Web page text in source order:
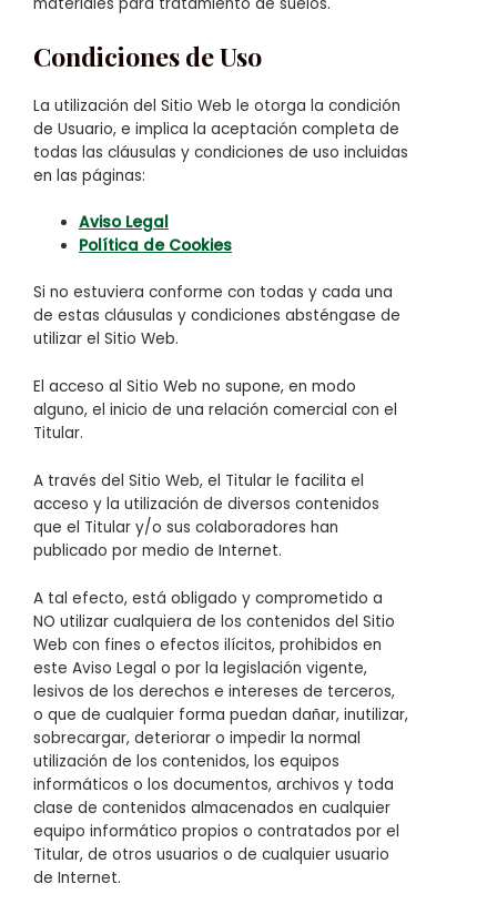
Condiciones de Uso
La utilización del Sitio Web le otorga la condición
de Usuario, e implica la aceptación completa de
todas las cláusulas y condiciones de uso incluidas
en las páginas:
Aviso Legal
Política de Cookies
Si no estuviera conforme con todas y cada una
de estas cláusulas y condiciones absténgase de
utilizar el Sitio Web.
El acceso al Sitio Web no supone, en modo
alguno, el inicio de una relación comercial con el
Titular.
A través del Sitio Web, el Titular le facilita el
acceso y la utilización de diversos contenidos
que el Titular y/o sus colaboradores han
publicado por medio de Internet.
A tal efecto, está obligado y comprometido a
NO utilizar cualquiera de los contenidos del Sitio
Web con fines o efectos ilícitos, prohibidos en
este Aviso Legal o por la legislación vigente,
lesivos de los derechos e intereses de terceros,
o que de cualquier forma puedan dañar, inutilizar,
sobrecargar, deteriorar o impedir la normal
utilización de los contenidos, los equipos
informáticos o los documentos, archivos y toda
clase de contenidos almacenados en cualquier
equipo informático propios o contratados por el
Titular, de otros usuarios o de cualquier usuario
de Internet.